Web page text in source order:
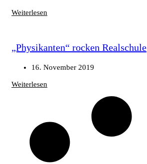
Weiterlesen
„Physikanten“ rocken Realschule
16. November 2019
Weiterlesen